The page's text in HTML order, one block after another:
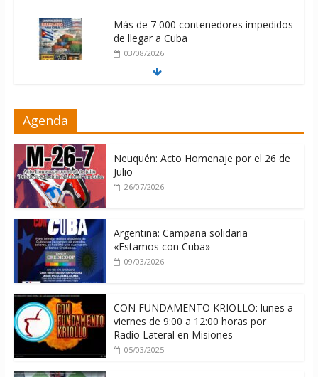
Más de 7 000 contenedores impedidos
de llegar a Cuba
03/08/2026
04/08/2026
Agenda
Neuquén: Acto Homenaje por el 26 de
Julio
26/07/2026
Argentina: Campaña solidaria
«Estamos con Cuba»
09/03/2026
CON FUNDAMENTO KRIOLLO: lunes a
viernes de 9:00 a 12:00 horas por
Radio Lateral en Misiones
05/03/2025